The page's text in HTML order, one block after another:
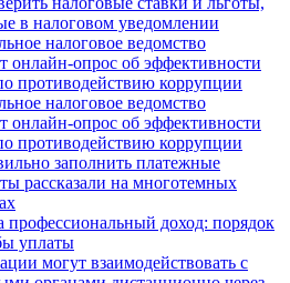
в налоговом уведомлении
налоговое ведомство
онлайн-опрос об эффективности
противодействию коррупции
налоговое ведомство
онлайн-опрос об эффективности
противодействию коррупции
заполнить платежные
рассказали на многотемных
профессиональный доход: порядок
уплаты
могут взаимодействовать c